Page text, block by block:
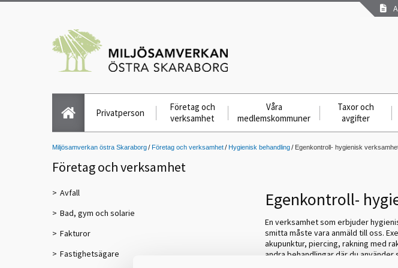
Privatperson
Företag och
verksamhet
Våra
medlemskommuner
Taxor och
avgifter
Miljösamverkan östra Skaraborg Företag och verksamhet Hygienisk behandling Egenkontroll- hygienisk
Företag och verksamhet
Avfall
Bad, gym och solarie
Fakturor
Fastighetsägare
Egenkontroll-
En verksamhet som erbjuder
smitta måste vara anmäld till oss.
akupunktur, piercing, rakning med
andra behandlingar där du